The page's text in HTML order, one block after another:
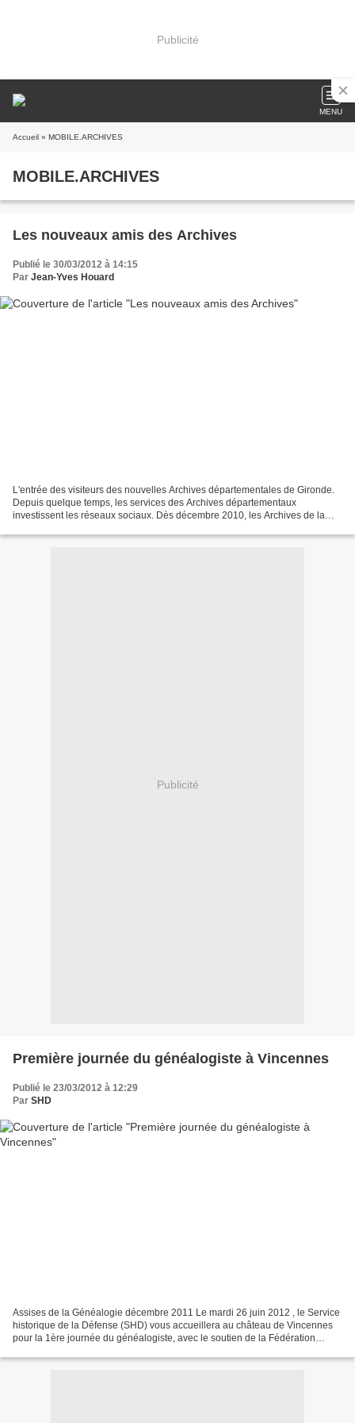
Publicité
MENU
Accueil » MOBILE.ARCHIVES
MOBILE.ARCHIVES
Les nouveaux amis des Archives
Publié le 30/03/2012 à 14:15
Par Jean-Yves Houard
L'entrée des visiteurs des nouvelles Archives départementales de Gironde.
Depuis quelque temps, les services des Archives départementaux
investissent les réseaux sociaux. Dès décembre 2010, les Archives de la
Publicité
Première journée du généalogiste à Vincennes
Publié le 23/03/2012 à 12:29
Par SHD
Assises de la Généalogie décembre 2011 Le mardi 26 juin 2012 , le Service
historique de la Défense (SHD) vous accueillera au château de Vincennes
pour la 1ère journée du généalogiste, avec le soutien de la Fédération